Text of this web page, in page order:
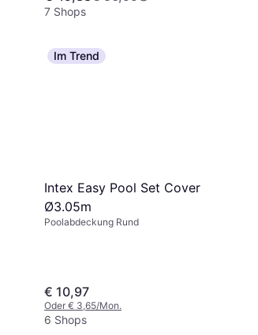
7 Shops
Im Trend
Intex Easy Pool Set Cover
Ø3.05m
Poolabdeckung Rund
€ 10,97
Oder € 3,65/Mon.
6 Shops